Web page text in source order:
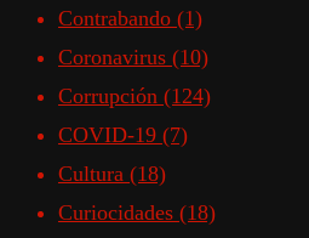
Contrabando (1)
Coronavirus (10)
Corrupción (124)
COVID-19 (7)
Cultura (18)
Curiocidades (18)